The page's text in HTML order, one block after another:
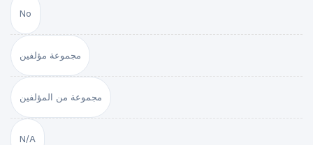
No
مجموعة مؤلفين
مجموعة من المؤلفين
N/A